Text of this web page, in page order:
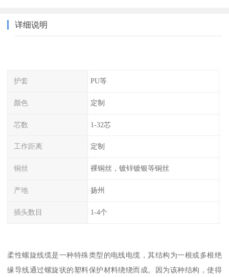
详细说明
护套 PU等
颜色 定制
芯数 1-32芯
工作距离 定制
铜丝 裸铜丝，镀锌镀银等铜丝
产地 扬州
插头数目 1-4个
柔性螺旋线缆是一种特殊类型的电线电缆，其结构为一根或多根绝
缘导线通过螺旋状的塑料保护材料绕绕而成。因为该种结构，使得